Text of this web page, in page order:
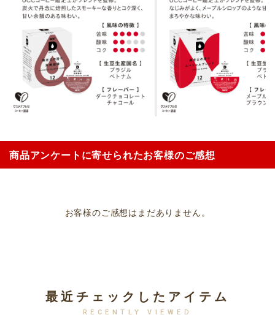
商品アンケートに寄せられたお客様のご感想
お客様のご感想はまだありません。
最近チェックしたアイテム
RECENTLY VIEWED